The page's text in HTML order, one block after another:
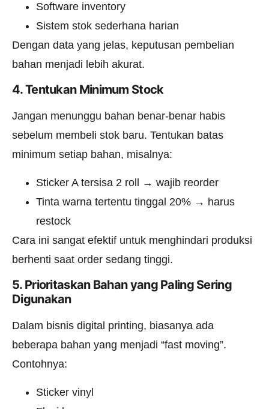
Software inventory
Sistem stok sederhana harian
Dengan data yang jelas, keputusan pembelian
bahan menjadi lebih akurat.
4. Tentukan Minimum Stock
Jangan menunggu bahan benar-benar habis
sebelum membeli stok baru. Tentukan batas
minimum setiap bahan, misalnya:
Sticker A tersisa 2 roll → wajib reorder
Tinta warna tertentu tinggal 20% → harus
restock
Cara ini sangat efektif untuk menghindari produksi
berhenti saat order sedang tinggi.
5. Prioritaskan Bahan yang Paling Sering
Digunakan
Dalam bisnis digital printing, biasanya ada
beberapa bahan yang menjadi “fast moving”.
Contohnya:
Sticker vinyl